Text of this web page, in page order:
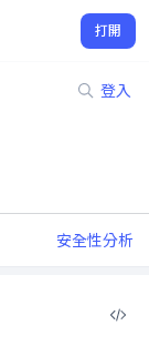
打開
登入
安全性分析